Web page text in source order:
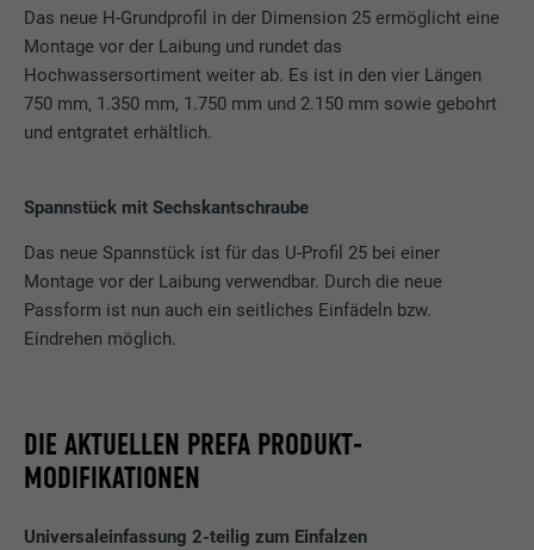
Das neue H-Grundprofil in der Dimension 25 ermöglicht eine
Montage vor der Laibung und rundet das
Hochwassersortiment weiter ab. Es ist in den vier Längen
750 mm, 1.350 mm, 1.750 mm und 2.150 mm sowie gebohrt
und entgratet erhältlich.
Spannstück mit Sechskantschraube
Das neue Spannstück ist für das U-Profil 25 bei einer
Montage vor der Laibung verwendbar. Durch die neue
Passform ist nun auch ein seitliches Einfädeln bzw.
Eindrehen möglich.
DIE AKTUELLEN PREFA PRODUKT-
MODIFIKATIONEN
Universaleinfassung 2-teilig zum Einfalzen